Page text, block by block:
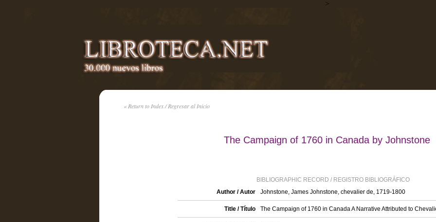
>
« Return to Index / Regresar al Inicio
The Campaign of 1760 in Canada by Johnstone
BIBLIOGRAPHIC RECORD / REGISTRO BIBLIOGRÁFICO
Author / Autor
Johnstone, James Johnstone, chevalier de, 1719-1800
Title / Título The Campaign of 1760 in Canada A Narrative Attributed to